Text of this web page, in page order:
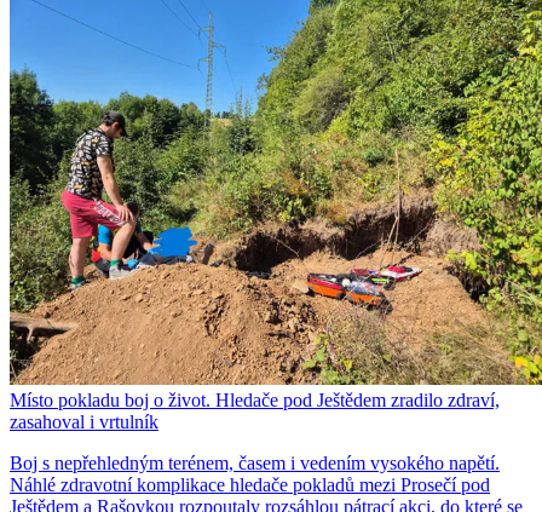
Místo pokladu boj o život. Hledače pod Ještědem zradilo zdraví,
zasahoval i vrtulník
Boj s nepřehledným terénem, časem i vedením vysokého napětí.
Náhlé zdravotní komplikace hledače pokladů mezi Prosečí pod
Ještědem a Rašovkou rozpoutaly rozsáhlou pátrací akci, do které se